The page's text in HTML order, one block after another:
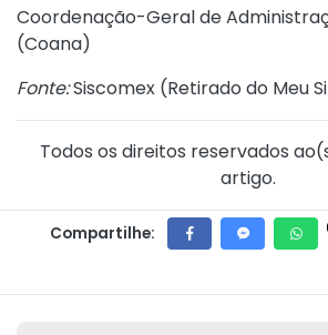
Coordenação-Geral de
(Coana)
Fonte:Siscomex (Retirado do Meu
Todos os direitos reservados
artigo.
Compartilhe: